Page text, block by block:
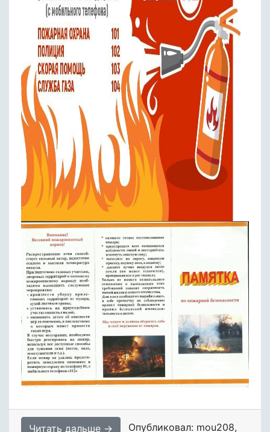
Читать дальше → Опубликовал: mou208,